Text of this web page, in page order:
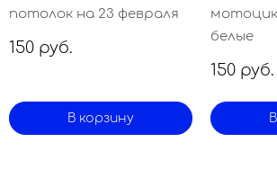
потолок на 23 февраля
150 руб.
В корзину
белые
150 руб.